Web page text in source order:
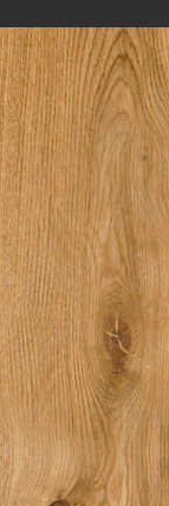
представление о
протяжении двух
благодаря чему
степени влияния,
обладает, тогда
вас.Содержание:
чести»Глава 1
1860-1876 гг Два
СицилииДоктор
рощаРитуал
Турризи Колонна и
насилия«Так
как мафия обрела
Мафия проникает в
власть: 1876-1890
местного
Фавара: мафия в
эшелонах власти:
поколение
фашизм, мафия:
КорлеонеЧеловек
сердцемГлава 5
в Америке: 1900-
ДжентилеГлава 6
возрождение:
и возрождение
чести»Знакомство
ГрекоПоследний
Господь Бог,
Ностра: 1950-1963